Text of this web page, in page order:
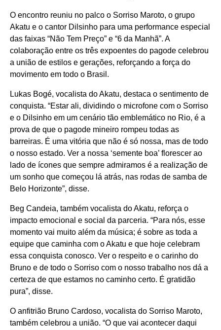
O encontro reuniu no palco o Sorriso Maroto, o grupo
Akatu e o cantor Dilsinho para uma performance especial
das faixas “Não Tem Preço” e “6 da Manhã”. A
colaboração entre os três expoentes do pagode celebrou
a união de estilos e gerações, reforçando a força do
movimento em todo o Brasil.
Lukas Bogé, vocalista do Akatu, destaca o sentimento de
conquista. “Estar ali, dividindo o microfone com o Sorriso
e o Dilsinho em um cenário tão emblemático no Rio, é a
prova de que o pagode mineiro rompeu todas as
barreiras. É uma vitória que não é só nossa, mas de todo
o nosso estado. Ver a nossa ‘semente boa’ florescer ao
lado de ícones que sempre admiramos é a realização de
um sonho que começou lá atrás, nas rodas de samba de
Belo Horizonte”, disse.
Beg Candeia, também vocalista do Akatu, reforça o
impacto emocional e social da parceria. “Para nós, esse
momento vai muito além da música; é sobre as toda a
equipe que caminha com o Akatu e que hoje celebram
essa conquista conosco. Ver o respeito e o carinho do
Bruno e de todo o Sorriso com o nosso trabalho nos dá a
certeza de que estamos no caminho certo. É gratidão
pura”, disse.
O anfitrião Bruno Cardoso, vocalista do Sorriso Maroto,
também celebrou a união. “O que vai acontecer daqui